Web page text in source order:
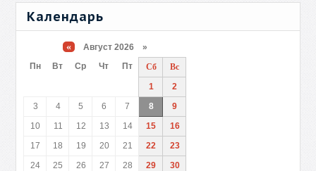
Календарь
« Август 2026 »
Пн
Вт Ср Чт Пт Сб
Вс
1
2
3
4 5 6 7 8
9
10
11 12 13 14 15
16
17
18 19 20 21 22
23
24
25 26 27 28 29
30